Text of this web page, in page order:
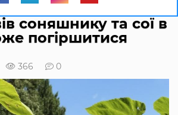
соняшнику та сої в
погіршитися
366 0